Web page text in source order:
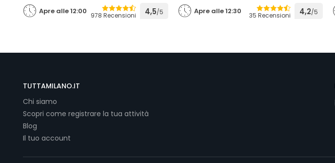
Apre alle 12:00 978 Recensioni 4,5/5 Apre alle 12:30 35 Recensioni 4,2/5
TUTTAMILANO.IT
Chi siamo
Scopri come registrare la tua attività
Blog
Il tuo account